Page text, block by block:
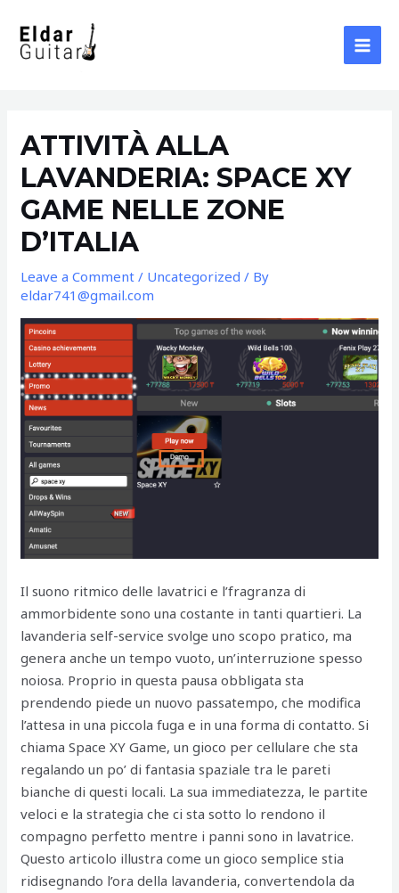
content
ATTIVITÀ ALLA
LAVANDERIA: SPACE XY
GAME NELLE ZONE
D’ITALIA
Leave a Comment / Uncategorized / By
eldar741@gmail.com
Il suono ritmico delle lavatrici e l’fragranza di
ammorbidente sono una costante in tanti quartieri. La
lavanderia self-service svolge uno scopo pratico, ma
genera anche un tempo vuoto, un’interruzione spesso
noiosa. Proprio in questa pausa obbligata sta
prendendo piede un nuovo passatempo, che modifica
l’attesa in una piccola fuga e in una forma di contatto. Si
chiama Space XY Game, un gioco per cellulare che sta
regalando un po’ di fantasia spaziale tra le pareti
bianche di questi locali. La sua immediatezza, le partite
veloci e la strategia che ci sta sotto lo rendono il
compagno perfetto mentre i panni sono in lavatrice.
Questo articolo illustra come un gioco semplice stia
ridisegnando l’ora della lavanderia, convertendola da